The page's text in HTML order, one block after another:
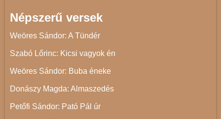
Népszerű versek
Weöres Sándor: A Tündér
Szabó Lőrinc: Kicsi vagyok én
Weöres Sándor: Buba éneke
Donászy Magda: Almaszedés
Petőfi Sándor: Pató Pál úr